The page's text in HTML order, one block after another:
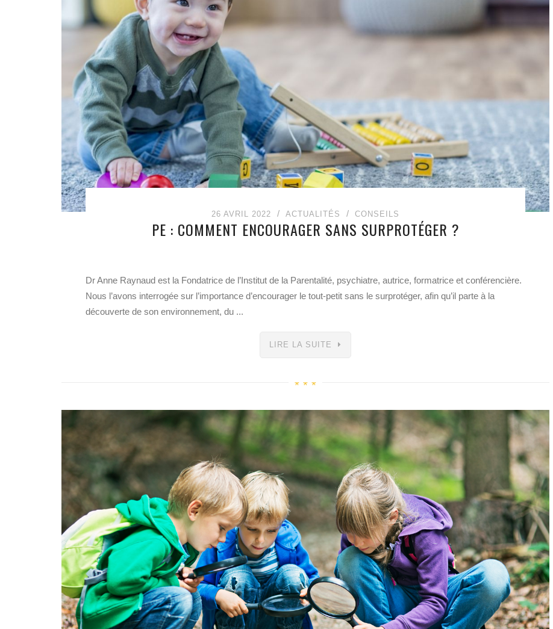
26 AVRIL 2022 ACTUALITÉS CONSEILS
PE : COMMENT ENCOURAGER SANS SURPROTÉGER ?
Dr Anne Raynaud est la Fondatrice de l’Institut de la Parentalité, psychiatre, autrice, formatrice et conférencière.
Nous l’avons interrogée sur l’importance d’encourager le tout-petit sans le surprotéger, afin qu’il parte à la
découverte de son environnement, du ...
LIRE LA SUITE